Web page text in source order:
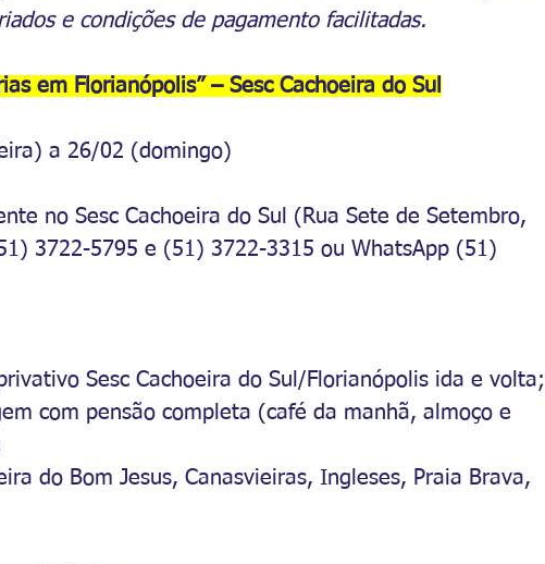
e condições de pagamento facilitadas.
em Florianópolis” – Sesc Cachoeira do Sul
a 26/02 (domingo)
no Sesc Cachoeira do Sul (Rua Sete de Setembro,
3722-5795 e (51) 3722-3315 ou WhatsApp (51)
Sesc Cachoeira do Sul/Florianópolis ida e volta;
com pensão completa (café da manhã, almoço e
do Bom Jesus, Canasvieiras, Ingleses, Praia Brava,